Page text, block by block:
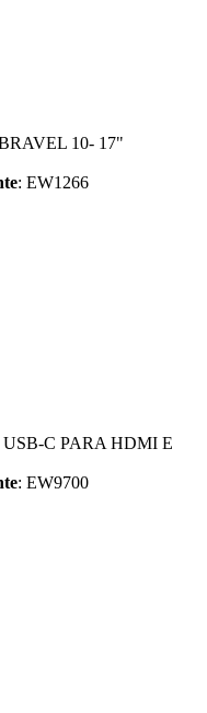
10- 17"
: EW1266
C PARA HDMI E
: EW9700